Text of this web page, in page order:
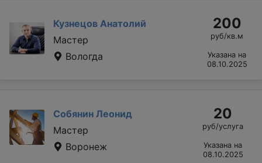
Кузнецов Анатолий
Мастер
Вологда
200
руб/кв.м
Указана на
08.10.2025
Собянин Леонид
Мастер
Воронеж
20
руб/услуга
Указана на
08.10.2025